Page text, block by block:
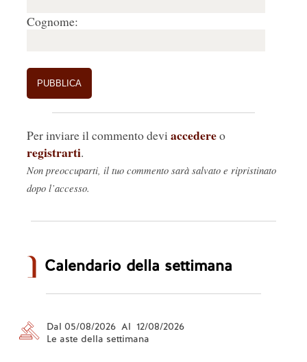
Cognome:
Per inviare il commento devi accedereo
registrarti.
Non preoccuparti, il tuo commento sarà salvato e ripristinato
dopo l’accesso.
Calendario della settimana
Dal 05/08/2026 Al 12/08/2026
Le aste della settimana